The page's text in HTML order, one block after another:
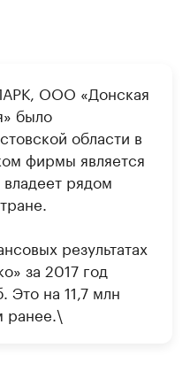
ООО «Донская
было
области в
фирмы является
рядом
результатах
за 2017 год
Это на 11,7 млн
ранее.\